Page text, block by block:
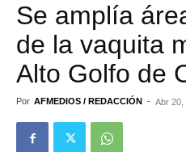
Se amplía
de la vaquita
Alto Golfo de
Por AFMEDIOS / REDACCIÓN - Abr 20,